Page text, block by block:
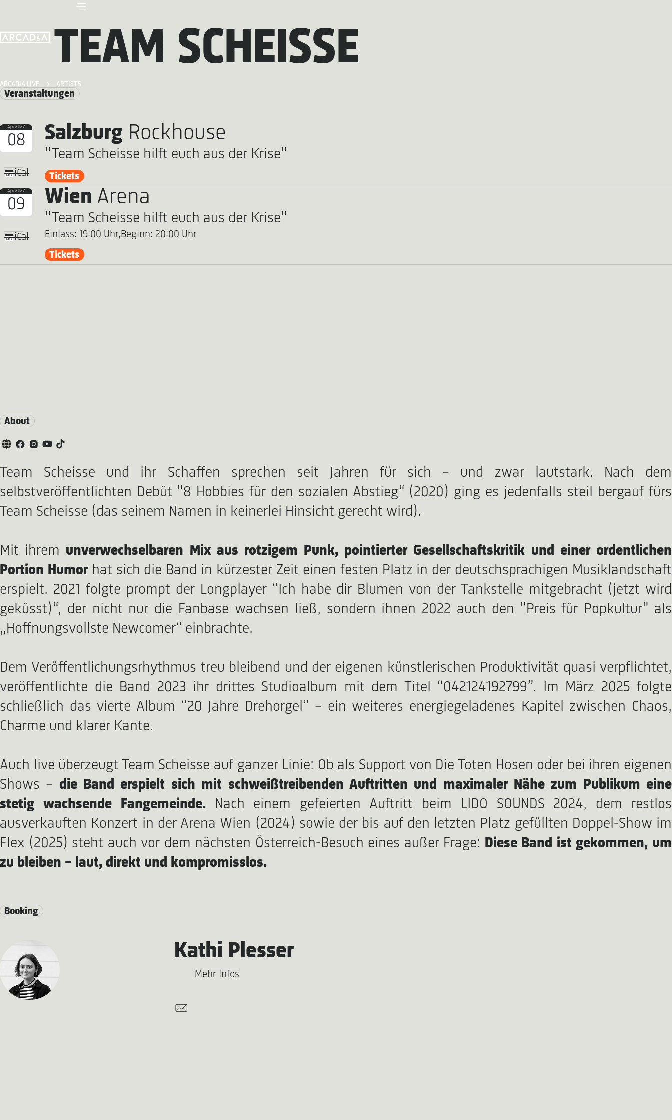
ARCADIA LIVE ARTISTS
TEAM SCHEISSE
Veranstaltungen
Apr 2027
08
iCal
Salzburg Rockhouse
"Team Scheisse hilft euch aus der Krise"
Tickets
Apr 2027
09
iCal
Wien Arena
"Team Scheisse hilft euch aus der Krise"
Einlass: 19:00 Uhr,Beginn: 20:00 Uhr
Tickets
About
Team Scheisse und ihr Schaffen sprechen seit Jahren für sich – und zwar lautstark. Nach dem
selbstveröffentlichten Debüt "8 Hobbies für den sozialen Abstieg“ (2020) ging es jedenfalls steil bergauf fürs
Team Scheisse (das seinem Namen in keinerlei Hinsicht gerecht wird).
Mit ihrem unverwechselbaren Mix aus rotzigem Punk, pointierter Gesellschaftskritik und einer ordentlichen
Portion Humor hat sich die Band in kürzester Zeit einen festen Platz in der deutschsprachigen Musiklandschaft
erspielt. 2021 folgte prompt der Longplayer “Ich habe dir Blumen von der Tankstelle mitgebracht (jetzt wird
geküsst)“, der nicht nur die Fanbase wachsen ließ, sondern ihnen 2022 auch den ”Preis für Popkultur" als
„Hoffnungsvollste Newcomer“ einbrachte.
Dem Veröffentlichungsrhythmus treu bleibend und der eigenen künstlerischen Produktivität quasi verpflichtet,
veröffentlichte die Band 2023 ihr drittes Studioalbum mit dem Titel “042124192799”. Im März 2025 folgte
schließlich das vierte Album “20 Jahre Drehorgel” – ein weiteres energiegeladenes Kapitel zwischen Chaos,
Charme und klarer Kante.
Auch live überzeugt Team Scheisse auf ganzer Linie: Ob als Support von Die Toten Hosen oder bei ihren eigenen
Shows – die Band erspielt sich mit schweißtreibenden Auftritten und maximaler Nähe zum Publikum eine
stetig wachsende Fangemeinde. Nach einem gefeierten Auftritt beim LIDO SOUNDS 2024, dem restlos
ausverkauften Konzert in der Arena Wien (2024) sowie der bis auf den letzten Platz gefüllten Doppel-Show im
Flex (2025) steht auch vor dem nächsten Österreich-Besuch eines außer Frage: Diese Band ist gekommen, um
zu bleiben – laut, direkt und kompromisslos.
Booking
Kathi Plesser
Mehr Infos